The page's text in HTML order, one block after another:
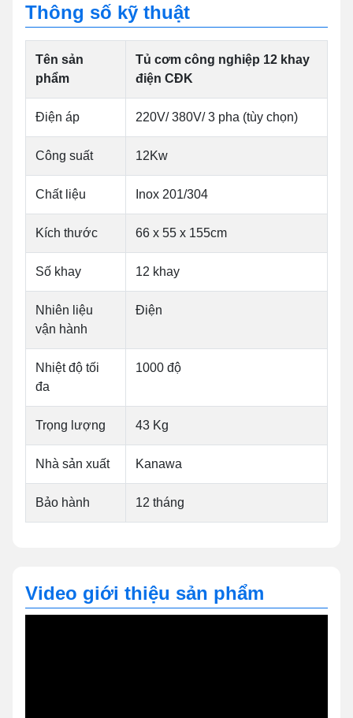
Thông số kỹ thuật
Tên sản
phẩm
Tủ cơm công nghiệp 12 khay
điện CĐK
Điện áp 220V/ 380V/ 3 pha (tùy chọn)
Công suất 12Kw
Chất liệu Inox 201/304
Kích thước 66 x 55 x 155cm
Số khay 12 khay
Nhiên liệu
vận hành
Điện
Nhiệt độ tối
đa
1000 độ
Trọng lượng 43 Kg
Nhà sản xuất Kanawa
Bảo hành 12 tháng
Video giới thiệu sản phẩm